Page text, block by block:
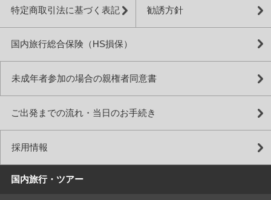
特定商取引法に基づく表記 勧誘方針
国内旅行総合保険（HS損保）
未成年者参加の場合の親権者同意書
ご出発までの流れ・当日のお手続き
採用情報
国内旅行・ツアー